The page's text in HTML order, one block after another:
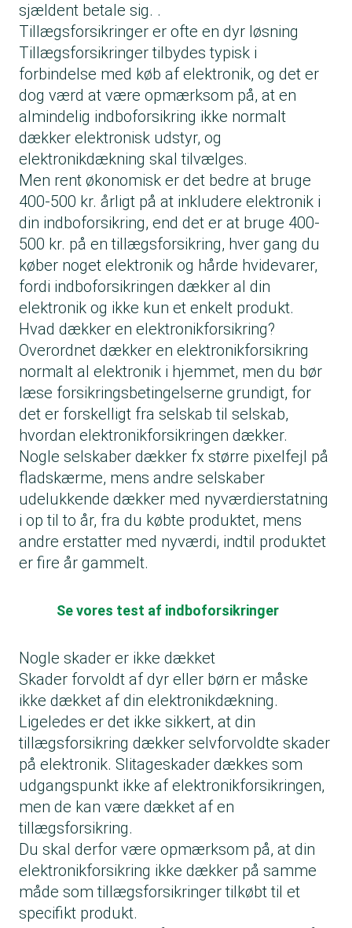
sjældent betale sig. .
Tillægsforsikringer er ofte en dyr løsning
Tillægsforsikringer tilbydes typisk i
forbindelse med køb af elektronik, og det er
dog værd at være opmærksom på, at en
almindelig indboforsikring ikke normalt
dækker elektronisk udstyr, og
elektronikdækning skal tilvælges.
Men rent økonomisk er det bedre at bruge
400-500 kr. årligt på at inkludere elektronik i
din indboforsikring, end det er at bruge 400-
500 kr. på en tillægsforsikring, hver gang du
køber noget elektronik og hårde hvidevarer,
fordi indboforsikringen dækker al din
elektronik og ikke kun et enkelt produkt.
Hvad dækker en elektronikforsikring?
Overordnet dækker en elektronikforsikring
normalt al elektronik i hjemmet, men du bør
læse forsikringsbetingelserne grundigt, for
det er forskelligt fra selskab til selskab,
hvordan elektronikforsikringen dækker.
Nogle selskaber dækker fx større pixelfejl på
fladskærme, mens andre selskaber
udelukkende dækker med nyværdierstatning
i op til to år, fra du købte produktet, mens
andre erstatter med nyværdi, indtil produktet
er fire år gammelt.
Se vores test af indboforsikringer
Nogle skader er ikke dækket
Skader forvoldt af dyr eller børn er måske
ikke dækket af din elektronikdækning.
Ligeledes er det ikke sikkert, at din
tillægsforsikring dækker selvforvoldte skader
på elektronik. Slitageskader dækkes som
udgangspunkt ikke af elektronikforsikringen,
men de kan være dækket af en
tillægsforsikring.
Du skal derfor være opmærksom på, at din
elektronikforsikring ikke dækker på samme
måde som tillægsforsikringer tilkøbt til et
specifikt produkt.